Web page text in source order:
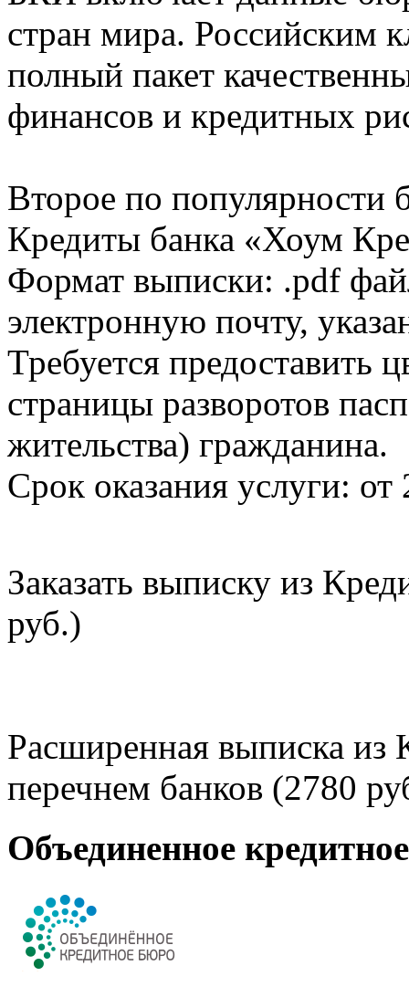
стран мира. Российским
полный пакет
финансов и кредитных
Второе по популярности
Кредиты банка «Хоум
Формат выписки: .pdf
электронную почту,
Требуется предоставить
страницы разворотов
жительства) гражданина.
Срок оказания услуги: от
Заказать выписку из
руб.)
Расширенная выписка из
перечнем банков (2780
Объединенное